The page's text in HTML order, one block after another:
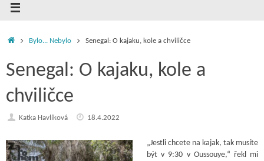
HomeBylo... Nebylo Senegal: O kajaku, kole a chviličce
Senegal: O kajaku, kole a
chviličce
Katka Havlíková 18.4.2022
„Jestli chcete na kajak, tak musíte
být v 9:30 v Oussouye,“ řekl mi